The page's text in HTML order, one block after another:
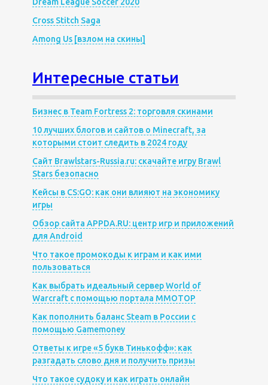
Cross Stitch Saga
Among Us [взлом на скины]
Интересные статьи
Бизнес в Team Fortress 2: торговля скинами
10 лучших блогов и сайтов о Minecraft, за
которыми стоит следить в 2024 году
Сайт Brawlstars-Russia.ru: скачайте игру Brawl
Stars безопасно
Кейсы в CS:GO: как они влияют на экономику
игры
Обзор сайта APPDA.RU: центр игр и приложений
для Android
Что такое промокоды к играм и как ими
пользоваться
Как выбрать идеальный сервер World of
Warcraft с помощью портала MMOTOP
Как пополнить баланс Steam в России с
помощью Gamemoney
Ответы к игре «5 букв Тинькофф»: как
разгадать слово дня и получить призы
Что такое судоку и как играть онлайн